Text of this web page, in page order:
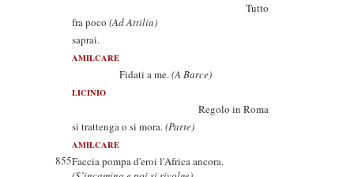
Tutto
fra poco (Ad Attilia)
saprai.
AMILCARE
Fidati a me.(A Barce)
LICINIO
Regolo in Roma
si trattenga o si mora.(Parte)
AMILCARE
855Faccia pompa d'eroi l'Africa ancora.